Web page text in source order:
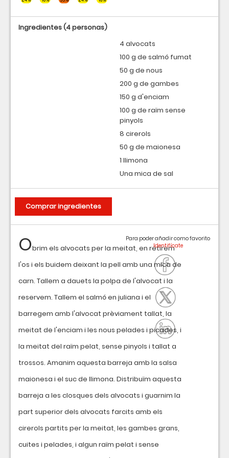
Obrim els alvocats per la meitat, en retirem
l'os i els buidem deixant la pell amb una mica de
carn. Tallem a dauets la polpa de l'alvocat i la
reservem. Tallem el salmó en juliana i el
barregem amb l'alvocat prèviament tallat, la
meitat de l'enciam i les nous pelades i picades, i
la meitat del raïm pelat, sense pinyols i tallat a
trossos. Amanim aquesta barreja amb la salsa
maionesa i el suc de llimona. Distribuïm aquesta
barreja a les closques dels alvocats i guarnim la
part superior dels alvocats farcits amb els
cirerols partits per la meitat, les gambes grans,
cuites i pelades, i algun raïm pelat i sense
Para poder añadir como favorito
Ingredientes(4 personas)
4 alvocats
100 g de salmó fumat
50 g de nous
200 g de gambes
150 g d'enciam
100 g de raïm sense
pinyols
8 cirerols
50 g de maionesa
1 llimona
Una mica de sal
Comprar ingredientes